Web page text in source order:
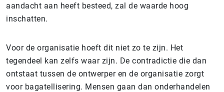
aandacht aan heeft besteed, zal de waarde hoog
inschatten.
Voor de organisatie hoeft dit niet zo te zijn. Het
tegendeel kan zelfs waar zijn. De contradictie die dan
ontstaat tussen de ontwerper en de organisatie zorgt
voor bagatellisering. Mensen gaan dan onderhandelen